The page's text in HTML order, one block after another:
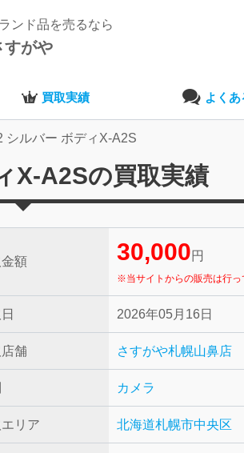
ンド品を売るなら
すがや
買取実績 よくあ
シルバー ボディX-A2S
X-A2Sの買取実績
額 30,000 円
※当サイトからの販売は行っ
2026年05月16日
舗 さすがや札幌山鼻店
カメラ
リア 北海道札幌市中央区